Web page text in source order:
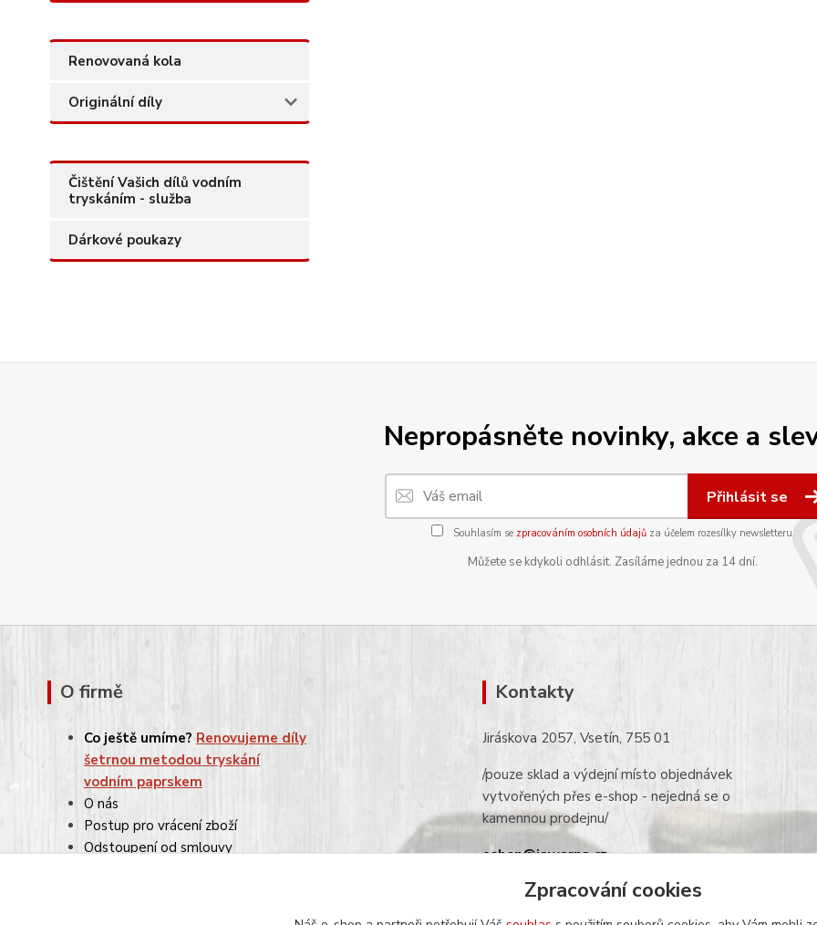
Renovovaná kola
Originální díly
Čištění Vašich dílů vodním
tryskáním - služba
Dárkové poukazy
Nepropásněte novinky, akce a
Přihlásit se
Souhlasím se zpracováním osobních údajůza účelem rozesílky newsletteru.
Můžete se kdykoli odhlásit. Zasíláme jednou za 14 dní.
O firmě
Co ještě umíme? Renovujeme díly
šetrnou metodou tryskání
vodním paprskem
O nás
Postup pro vrácení zboží
Odstoupení od smlouvy
Kontakty
Jiráskova 2057, Vsetín, 755 01
/pouze sklad a výdejní místo objednávek
vytvořených přes e-shop - nejedná se o
kamennou prodejnu/
eshop@jawarna.cz
tel.: +420 608 369 346
(po-pá 9h-16h)
Zpracování cookies